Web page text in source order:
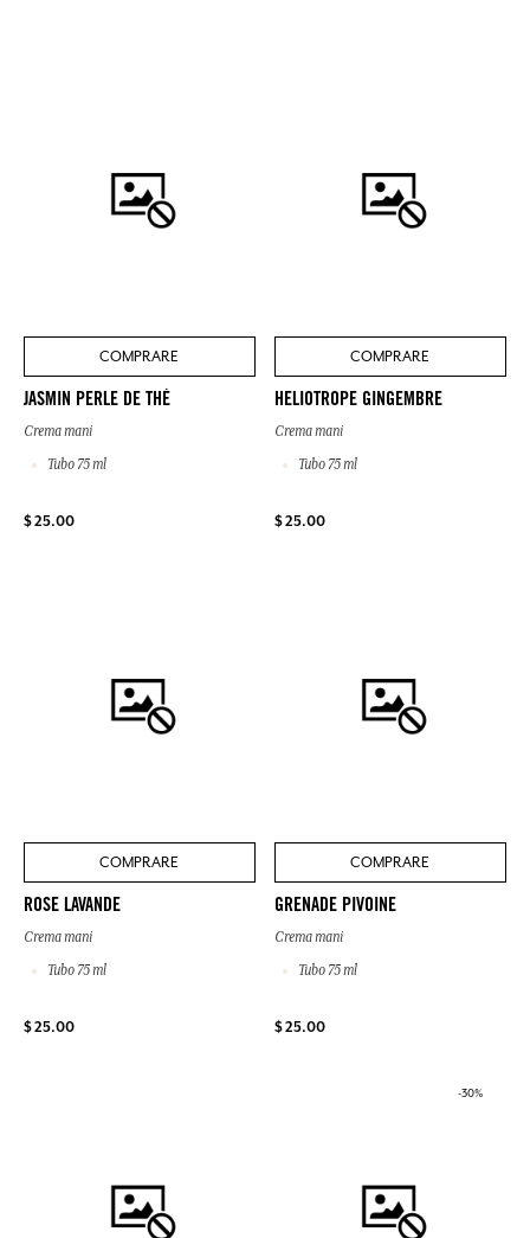
COMPRARE
JASMIN PERLE DE THÉ
Crema mani
Tubo 75 ml
$ 25.00
COMPRARE
HELIOTROPE GINGEMBRE
Crema mani
Tubo 75 ml
$ 25.00
COMPRARE
ROSE LAVANDE
Crema mani
Tubo 75 ml
$ 25.00
COMPRARE
GRENADE PIVOINE
Crema mani
Tubo 75 ml
$ 25.00
-30%